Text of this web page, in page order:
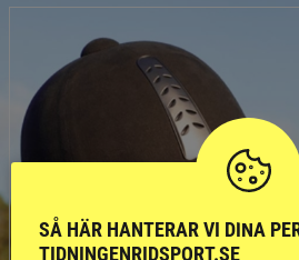
SÅ HÄR HANTERAR VI DINA
TIDNINGENRIDSPORT.SE